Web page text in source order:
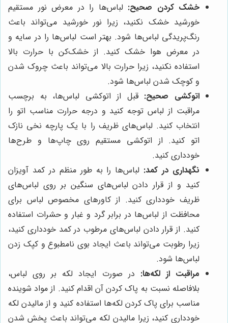
خشک کردن صحیح: لباس‌ها را در معرض نور مستقیم
خورشید خشک نکنید، زیرا نور خورشید می‌تواند باعث
رنگ‌پریدگی لباس‌ها شود. بهتر است لباس‌ها را در سایه و
در معرض هوا خشک کنید. از خشک‌کن با حرارت بالا
استفاده نکنید، زیرا حرارت بالا می‌تواند باعث چروک شدن
و کوچک شدن لباس‌ها شود.
اتوکشی صحیح: قبل از اتوکشی لباس‌ها، به برچسب
مراقبت از لباس توجه کنید و درجه حرارت مناسب اتو را
انتخاب کنید. لباس‌های ظریف را با یک پارچه نخی نازک
اتو کنید. از اتوکشی مستقیم روی چاپ‌ها و طرح‌ها
خودداری کنید.
نگهداری در کمد: لباس‌ها را به طور منظم در کمد آویزان
کنید و از قرار دادن لباس‌های سنگین بر روی لباس‌های
ظریف خودداری کنید. از کاورهای مخصوص لباس برای
محافظت از لباس‌ها در برابر گرد و غبار و حشرات استفاده
کنید. از قرار دادن لباس‌های مرطوب در کمد خودداری کنید،
زیرا رطوبت می‌تواند باعث ایجاد بوی نامطبوع و کپک زدن
لباس‌ها شود.
مراقبت از لکه‌ها: در صورت ایجاد لکه بر روی لباس،
بلافاصله نسبت به پاک کردن آن اقدام کنید. از مواد شوینده
مناسب برای پاک کردن لکه‌ها استفاده کنید و از مالیدن لکه
خودداری کنید، زیرا مالیدن لکه می‌تواند باعث پخش شدن